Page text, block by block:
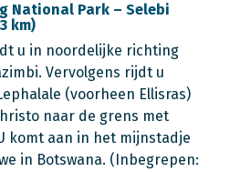
National Park – Selebi
km)
u in noordelijke richting
Vervolgens rijdt u
(voorheen Ellisras)
naar de grens met
komt aan in het mijnstadje
in Botswana. (Inbegrepen: